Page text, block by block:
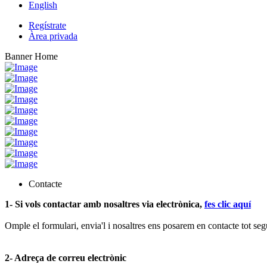
English
Regístrate
Àrea privada
Banner Home
Contacte
1- Si vols contactar amb nosaltres via electrònica, fes clic aquí
Omple el formulari, envia'l i nosaltres ens posarem en contacte tot
2- Adreça de correu electrònic